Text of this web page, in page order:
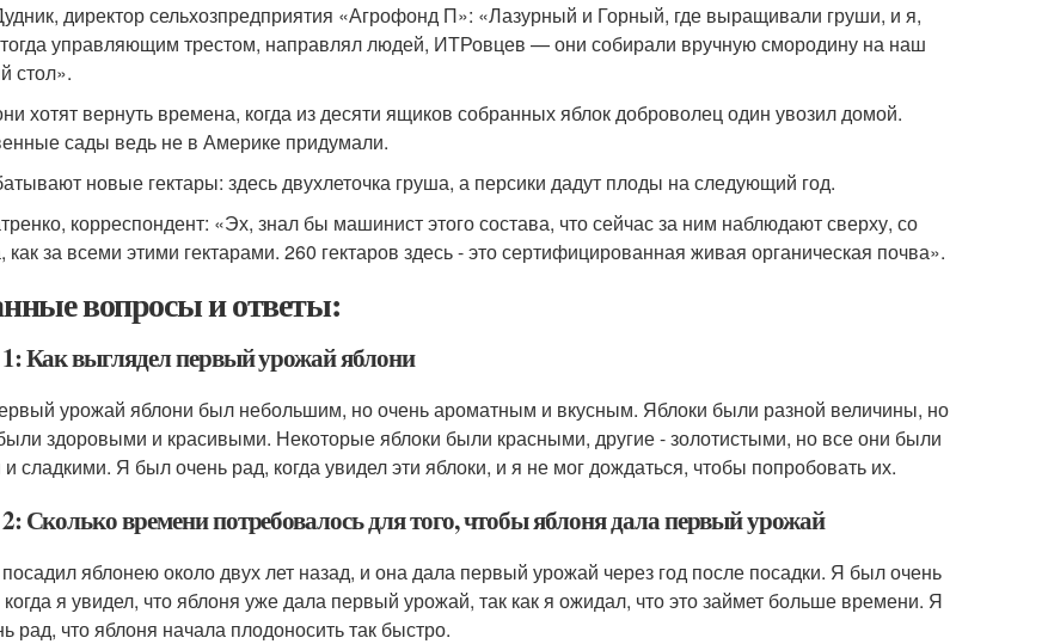
директор сельхозпредприятия «Агрофонд П»: «Лазурный и Горный, где выращивали груши, и я,
управляющим трестом, направлял людей, ИТРовцев — они собирали вручную смородину на наш
стол».
хотят вернуть времена, когда из десяти ящиков собранных яблок доброволец один увозил домой.
сады ведь не в Америке придумали.
новые гектары: здесь двухлеточка груша, а персики дадут плоды на следующий год.
корреспондент: «Эх, знал бы машинист этого состава, что сейчас за ним наблюдают сверху, со
как за всеми этими гектарами. 260 гектаров здесь - это сертифицированная живая органическая почва».
вопросы и ответы:
Как выглядел первый урожай яблони
урожай яблони был небольшим, но очень ароматным и вкусным. Яблоки были разной величины, но
здоровыми и красивыми. Некоторые яблоки были красными, другие - золотистыми, но все они были
сладкими. Я был очень рад, когда увидел эти яблоки, и я не мог дождаться, чтобы попробовать их.
Сколько времени потребовалось для того, чтобы яблоня дала первый урожай
яблонею около двух лет назад, и она дала первый урожай через год после посадки. Я был очень
я увидел, что яблоня уже дала первый урожай, так как я ожидал, что это займет больше времени. Я
рад, что яблоня начала плодоносить так быстро.